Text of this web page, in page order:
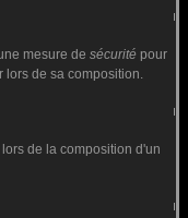
mesure de sécurité pour
lors de sa composition.
de la composition d'un